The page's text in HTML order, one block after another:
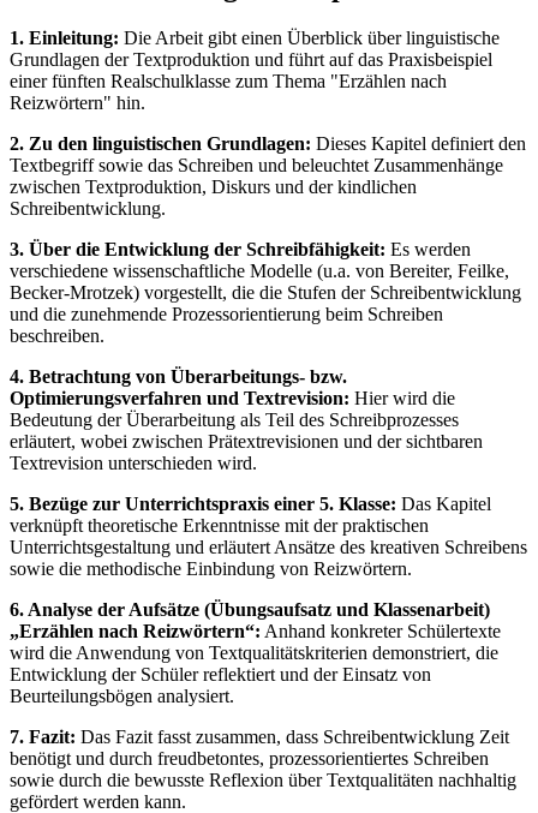
1. Einleitung: Die Arbeit gibt einen Überblick über linguistische
Grundlagen der Textproduktion und führt auf das Praxisbeispiel
einer fünften Realschulklasse zum Thema "Erzählen nach
Reizwörtern" hin.
2. Zu den linguistischen Grundlagen: Dieses Kapitel definiert den
Textbegriff sowie das Schreiben und beleuchtet Zusammenhänge
zwischen Textproduktion, Diskurs und der kindlichen
Schreibentwicklung.
3. Über die Entwicklung der Schreibfähigkeit: Es werden
verschiedene wissenschaftliche Modelle (u.a. von Bereiter, Feilke,
Becker-Mrotzek) vorgestellt, die die Stufen der Schreibentwicklung
und die zunehmende Prozessorientierung beim Schreiben
beschreiben.
4. Betrachtung von Überarbeitungs- bzw.
Optimierungsverfahren und Textrevision: Hier wird die
Bedeutung der Überarbeitung als Teil des Schreibprozesses
erläutert, wobei zwischen Prätextrevisionen und der sichtbaren
Textrevision unterschieden wird.
5. Bezüge zur Unterrichtspraxis einer 5. Klasse: Das Kapitel
verknüpft theoretische Erkenntnisse mit der praktischen
Unterrichtsgestaltung und erläutert Ansätze des kreativen Schreibens
sowie die methodische Einbindung von Reizwörtern.
6. Analyse der Aufsätze (Übungsaufsatz und Klassenarbeit)
„Erzählen nach Reizwörtern“: Anhand konkreter Schülertexte
wird die Anwendung von Textqualitätskriterien demonstriert, die
Entwicklung der Schüler reflektiert und der Einsatz von
Beurteilungsbögen analysiert.
7. Fazit: Das Fazit fasst zusammen, dass Schreibentwicklung Zeit
benötigt und durch freudbetontes, prozessorientiertes Schreiben
sowie durch die bewusste Reflexion über Textqualitäten nachhaltig
gefördert werden kann.